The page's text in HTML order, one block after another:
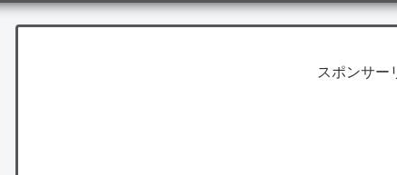
スポンサー